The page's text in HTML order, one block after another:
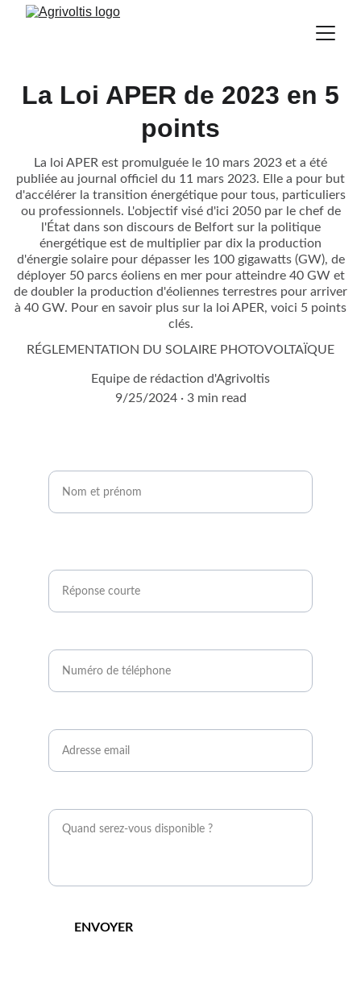
La Loi APER de 2023 en 5
points
La loi APER est promulguée le 10 mars 2023 et a été
publiée au journal officiel du 11 mars 2023. Elle a pour but
d'accélérer la transition énergétique pour tous, particuliers
ou professionnels. L'objectif visé d'ici 2050 par le chef de
l'État dans son discours de Belfort sur la politique
énergétique est de multiplier par dix la production
d'énergie solaire pour dépasser les 100 gigawatts (GW), de
déployer 50 parcs éoliens en mer pour atteindre 40 GW et
de doubler la production d'éoliennes terrestres pour arriver
à 40 GW. Pour en savoir plus sur la loi APER, voici 5 points
clés.
RÉGLEMENTATION DU SOLAIRE PHOTOVOLTAÏQUE
Equipe de rédaction d'Agrivoltis
9/25/2024
3 min read
ENVOYER